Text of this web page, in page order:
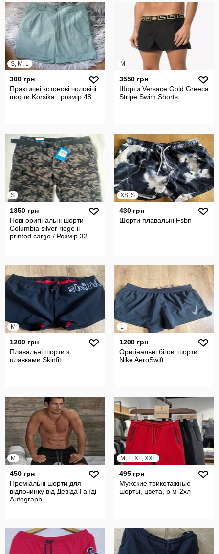
S, M, L
300 грн
Практичні котонові чоловічі
шорти Korsika , розмір 48.
M
3550 грн
Шорти Versace Gold Greeca
Stripe Swim Shorts
S
1350 грн
Нові оригінальні шорти
Columbia silver ridge ii
printed cargo / Розмір 32
XS, S
430 грн
Шорти плавальні Fsbn
M
1200 грн
Плавальні шорти з
плавками Skinfit
L
1200 грн
Оригінальні бігові шорти
Nike AeroSwift
M
450 грн
Преміальні шорти для
відпочинку від Девіда Ганді
Autograph
M, L, XL, XXL
495 грн
Мужские трикотажные
шорты, цвета, р м-2хл